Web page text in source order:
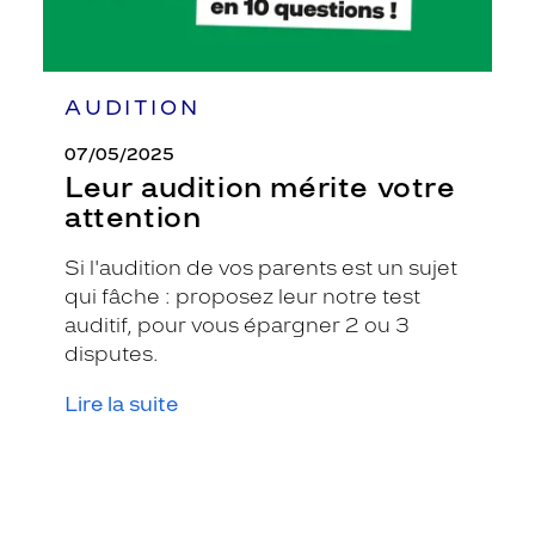
AUDITION
07/05/2025
Leur audition mérite votre
attention
Si l'audition de vos parents est un sujet
qui fâche : proposez leur notre test
auditif, pour vous épargner 2 ou 3
disputes.
Lire la suite